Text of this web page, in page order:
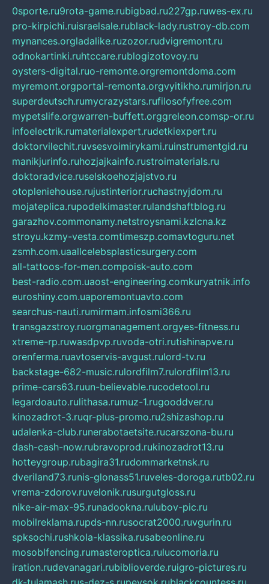
0sporte.ru9rota-game.rubigbad.ru227gp.ruwes-ex.ru
pro-kirpichi.ruisraelsale.rublack-lady.rustroy-db.com
mynances.orgladalike.ruzozor.rudvigremont.ru
odnokartinki.ruhtccare.rublogizotovoy.ru
oysters-digital.ruo-remonte.orgremontdoma.com
myremont.orgportal-remonta.orgvyitikho.rumirjon.ru
superdeutsch.rumycrazystars.rufilosofyfree.com
mypetslife.orgwarren-buffett.orggreleon.comsp-or.ru
infoelectrik.rumaterialexpert.rudetkiexpert.ru
doktorvilechit.ruvsesvoimirykami.ruinstrumentgid.ru
manikjurinfo.ruhozjajkainfo.rustroimaterials.ru
doktoradvice.ruselskoehozjajstvo.ru
otopleniehouse.rujustinterior.ruchastnyjdom.ru
mojateplica.rupodelkimaster.rulandshaftblog.ru
garazhov.commonamy.netstroysnami.kzlcna.kz
stroyu.kzmy-vesta.comtimeszp.comavtoguru.net
zsmh.com.uaallcelebsplasticsurgery.com
all-tattoos-for-men.compoisk-auto.com
best-radio.com.uaost-engineering.comkuryatnik.info
euroshiny.com.uaporemontuavto.com
searchus-nauti.rumirmam.infosmi366.ru
transgazstroy.ruorgmanagement.orgyes-fitness.ru
xtreme-rp.ruwasdpvp.ruvoda-otri.rutishinapve.ru
orenferma.ruavtoservis-avgust.rulord-tv.ru
backstage-682-music.rulordfilm7.rulordfilm13.ru
prime-cars63.ruun-believable.rucodetool.ru
legardoauto.rulithasa.rumuz-1.rugooddver.ru
kinozadrot-3.ruqr-plus-promo.ru2shizashop.ru
udalenka-club.runerabotaetsite.rucarszona-bu.ru
dash-cash-now.rubravoprod.rukinozadrot13.ru
hotteygroup.rubagira31.rudommarketnsk.ru
dveriland73.runis-glonass51.ruveles-doroga.rutb02.ru
vrema-zdorov.ruvelonik.rusurgutgloss.ru
nike-air-max-95.runadookna.rulubov-pic.ru
mobilreklama.rupds-nn.rusocrat2000.ruvgurin.ru
spksochi.rushkola-klassika.rusabeonline.ru
mosoblfencing.rumasteroptica.rulucomoria.ru
iration.rudevanagari.rubiblioverde.ruigro-pictures.ru